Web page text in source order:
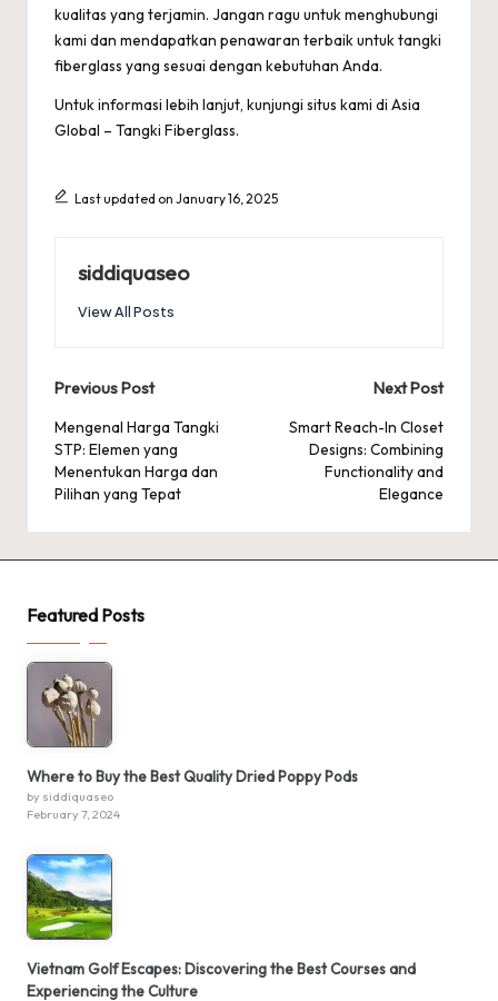
kualitas yang terjamin. Jangan ragu untuk menghubungi
kami dan mendapatkan penawaran terbaik untuk tangki
fiberglass yang sesuai dengan kebutuhan Anda.
Untuk informasi lebih lanjut, kunjungi situs kami di Asia
Global – Tangki Fiberglass.
Last updated on January 16, 2025
siddiquaseo
View All Posts
Post
navigation
Previous Post
Mengenal Harga Tangki
STP: Elemen yang
Menentukan Harga dan
Pilihan yang Tepat
Next Post
Smart Reach-In Closet
Designs: Combining
Functionality and
Elegance
Featured Posts
Where to Buy the Best Quality Dried Poppy Pods
by siddiquaseo
February 7, 2024
Vietnam Golf Escapes: Discovering the Best Courses and
Experiencing the Culture